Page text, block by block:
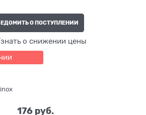
О ПОСТУПЛЕНИИ
о снижении цены
176 руб.